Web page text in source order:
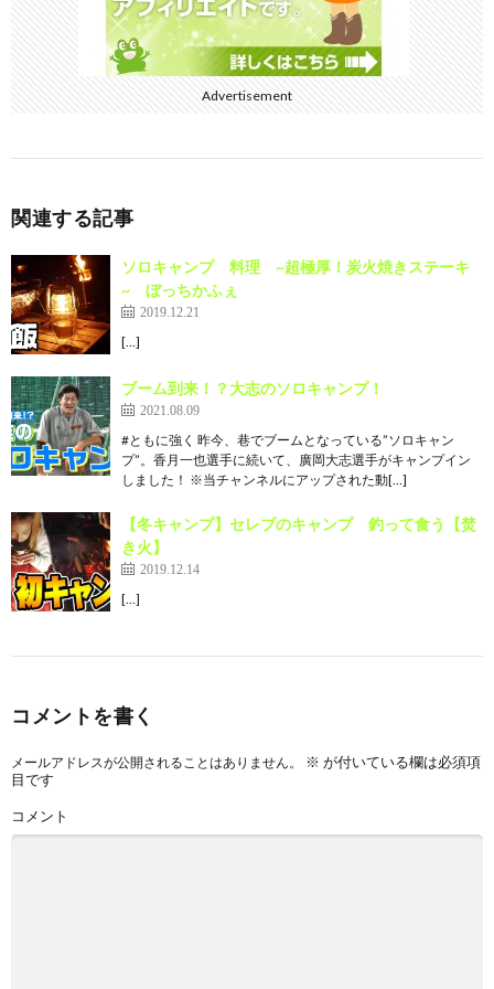
Advertisement
関連する記事
ソロキャンプ 料理 ~超極厚！炭火焼きステーキ
~ ぼっちかふぇ
2019.12.21
[…]
ブーム到来！？大志のソロキャンプ！
2021.08.09
#ともに強く 昨今、巷でブームとなっている”ソロキャン
プ”。香月一也選手に続いて、廣岡大志選手がキャンプイン
しました！ ※当チャンネルにアップされた動[…]
【冬キャンプ】セレブのキャンプ 釣って食う【焚
き火】
2019.12.14
[…]
コメントを書く
メールアドレスが公開されることはありません。 ※ が付いている欄は必須項
目です
コメント